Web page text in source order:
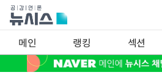
메인 랭킹 섹션